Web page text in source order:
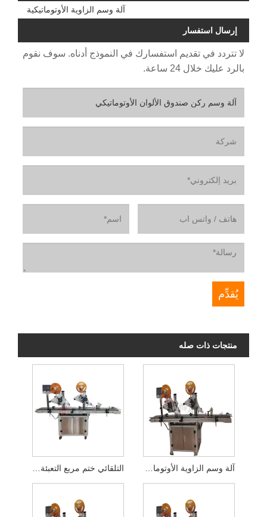
آلة وسم الزاوية الأوتوماتيكية
إرسال استفسار
لا تتردد في تقديم استفسارك في النموذج أدناه. سوف نقوم
بالرد عليك خلال 24 ساعة.
منتجات ذات صله
التلقائي ختم مربع التعبئة والتغليف ووضع العلامات آلة آلة وسم الزاوية الأوتوماتيكية